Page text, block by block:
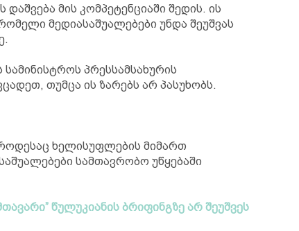
მის კომპეტენციაში შედის. ის
მედიასაშუალებები უნდა შეუშვას
პრესსამსახურის
თუმცა ის ზარებს არ პასუხობს.
ხელისუფლების მიმართ
სამთავრობო უწყებაში
წულუკიანის ბრიფინგზე არ შეუშვეს